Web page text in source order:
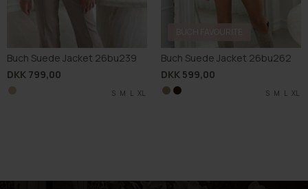
Buch Suede Jacket 26bu239
DKK 799,00
S M L XL
Buch Suede Jacket 26bu262
DKK 599,00
S M L XL
S M L XL